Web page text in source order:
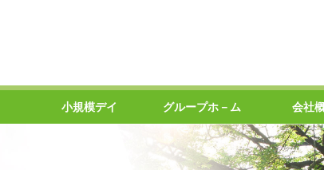
小規模デイ グループホ－ム 会社